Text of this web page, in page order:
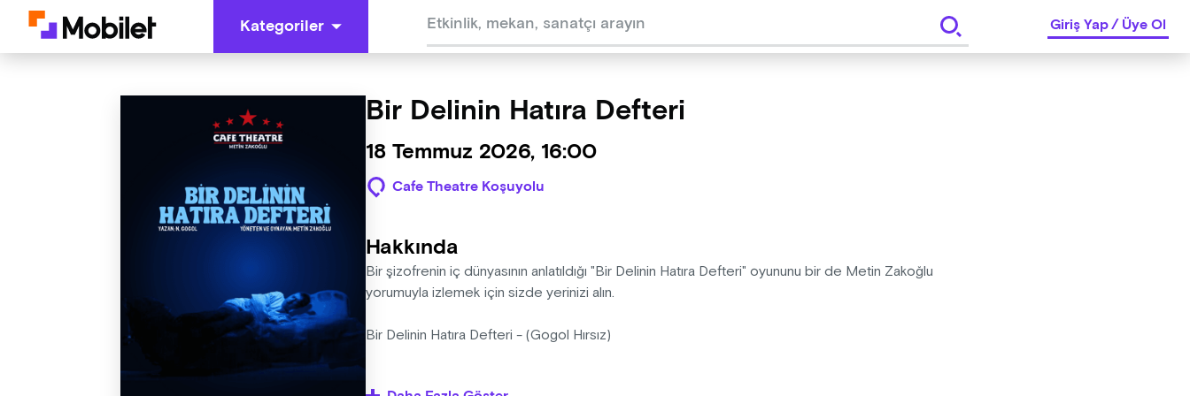
Kategoriler Giriş Yap/Üye Ol
Bir Delinin Hatıra Defteri
18 Temmuz 2026, 16:00
Cafe Theatre Koşuyolu
Hakkında
Bir şizofrenin iç dünyasının anlatıldığı "Bir Delinin Hatıra Defteri" oyununu bir de Metin Zakoğlu
yorumuyla izlemek için sizde yerinizi alın.
Bir Delinin Hatıra Defteri - (Gogol Hırsız)